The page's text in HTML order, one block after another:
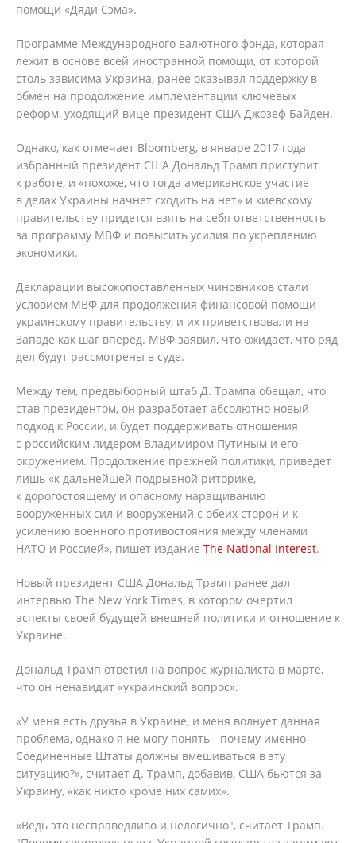
помощи «Дяди Сэма».
Программе Международного валютного фонда, которая
лежит в основе всей иностранной помощи, от которой
столь зависима Украина, ранее оказывал поддержку в
обмен на продолжение имплементации ключевых
реформ, уходящий вице-президент США Джозеф Байден.
Однако, как отмечает Bloomberg, в январе 2017 года
избранный президент США Дональд Трамп приступит
к работе, и «похоже, что тогда американское участие
в делах Украины начнет сходить на нет» и киевскому
правительству придется взять на себя ответственность
за программу МВФ и повысить усилия по укреплению
экономики.
Декларации высокопоставленных чиновников стали
условием МВФ для продолжения финансовой помощи
украинскому правительству, и их приветствовали на
Западе как шаг вперед. МВФ заявил, что ожидает, что ряд
дел будут рассмотрены в суде.
Между тем, предвыборный штаб Д. Трампа обещал, что
став президентом, он разработает абсолютно новый
подход к России, и будет поддерживать отношения
с российским лидером Владимиром Путиным и его
окружением. Продолжение прежней политики, приведет
лишь «к дальнейшей подрывной риторике,
к дорогостоящему и опасному наращиванию
вооруженных сил и вооружений с обеих сторон и к
усилению военного противостояния между членами
НАТО и Россией», пишет издание The National Interest.
Новый президент США Дональд Трамп ранее дал
интервью The New York Times, в котором очертил
аспекты своей будущей внешней политики и отношение к
Украине.
Дональд Трамп ответил на вопрос журналиста в марте,
что он ненавидит «украинский вопрос».
«У меня есть друзья в Украине, и меня волнует данная
проблема, однако я не могу понять - почему именно
Соединенные Штаты должны вмешиваться в эту
ситуацию?», считает Д. Трамп, добавив, США бьются за
Украину, «как никто кроме них самих».
«Ведь это несправедливо и нелогично", считает Трамп.